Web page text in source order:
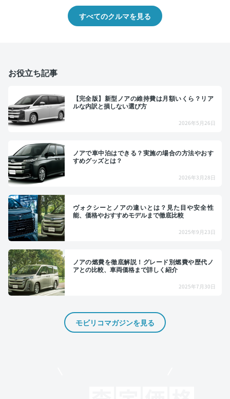
すべてのクルマを見る
お役立ち記事
【完全版】新型ノアの維持費は月額いくら？リア
ルな内訳と損しない選び方
2026年5月26日
ノアで車中泊はできる？実施の場合の方法やおす
すめグッズとは？
2026年3月28日
ヴォクシーとノアの違いとは？見た目や安全性
能、価格やおすすめモデルまで徹底比較
2025年9月23日
ノアの燃費を徹底解説！グレード別燃費や歴代ノ
アとの比較、車両価格まで詳しく紹介
2025年7月30日
モビリコマガジンを見る